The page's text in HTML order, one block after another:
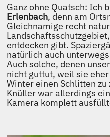
Ganz ohne Quatsch: Ich
Erlenbach, denn am
Gleichnamige recht
entdecken gibt.
natürlich auch
Auch solche, denen
nicht guttut, weil sie
Winter einen Schlitten
Knüller war allerdings
Kamera komplett